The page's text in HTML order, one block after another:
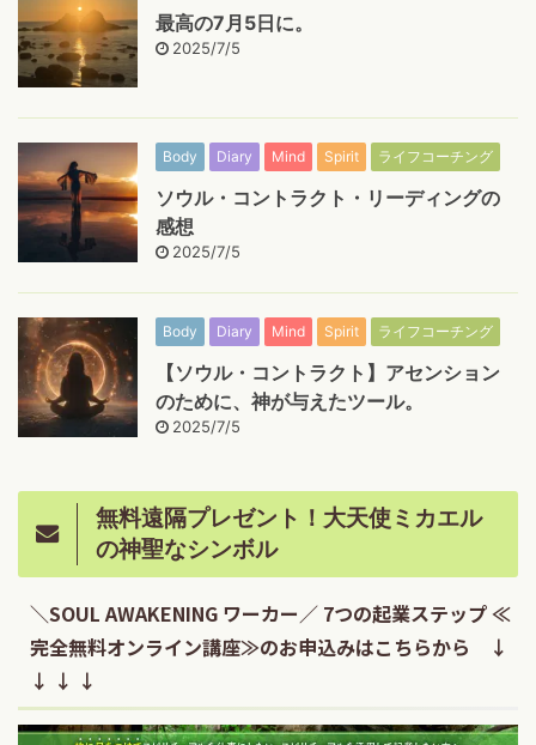
最高の7月5日に。
2025/7/5
Body Diary Mind Spirit ライフコーチング
ソウル・コントラクト・リーディングの
感想
2025/7/5
Body Diary Mind Spirit ライフコーチング
【ソウル・コントラクト】アセンション
のために、神が与えたツール。
2025/7/5
無料遠隔プレゼント！大天使ミカエル
の神聖なシンボル
＼SOUL AWAKENING ワーカー／ 7つの起業ステップ ≪
完全無料オンライン講座≫のお申込みはこちらから ↓
↓ ↓ ↓